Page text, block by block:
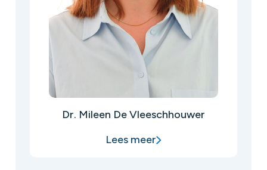
Dr. Mileen De Vleeschhouwer
Lees meer